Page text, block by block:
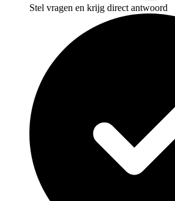
Stel vragen en krijg direct antwoord